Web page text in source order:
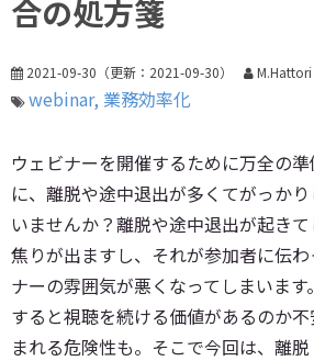
合の処方箋
2021-09-30 （更新： 2021-09-30） M.Hattori
webinar 業務効率化
ウェビナーを開催するために万全の
に、離脱や途中退出が多くてがっか
いませんか？離脱や途中退出が起き
焦りが出ますし、それが参加者に伝
ナーの雰囲気が悪くなってしまいま
すると視聴を続ける価値があるのか
まれる危険性も。そこで今回は、離